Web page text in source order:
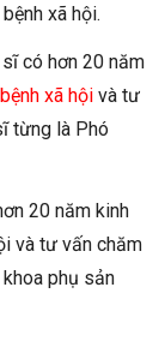
bệnh xã hội.
có hơn 20 năm
bệnh xã hộivà tư
từng là Phó
20 năm kinh
và tư vấn chăm
phụ sản